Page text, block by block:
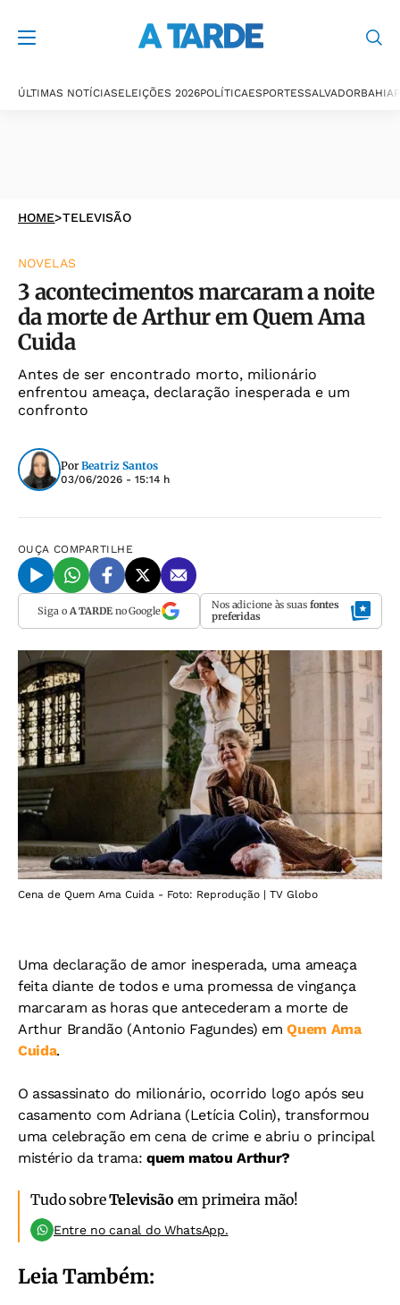
ÚLTIMAS NOTÍCIASELEIÇÕES 2026POLÍTICAESPORTESSALVADORBAHIA
HOME>TELEVISÃO
NOVELAS
3 acontecimentos marcaram a noite
da morte de Arthur em Quem Ama
Cuida
Antes de ser encontrado morto, milionário
enfrentou ameaça, declaração inesperada e um
confronto
Por Beatriz Santos
03/06/2026 - 15:14 h
OUÇA COMPARTILHE
Siga o A TARDEno Google Nos adicione às suas fontes
preferidas
Cena de Quem Ama Cuida - Foto: Reprodução | TV Globo
Uma declaração de amor inesperada, uma ameaça
feita diante de todos e uma promessa de vingança
marcaram as horas que antecederam a morte de
Arthur Brandão (Antonio Fagundes) emQuem Ama
Cuida.
O assassinato do milionário, ocorrido logo após seu
casamento com Adriana (Letícia Colin), transformou
uma celebração em cena de crime e abriu o principal
mistério da trama: quem matou Arthur?
Tudo sobreTelevisão em primeira mão!
Entre no canal do WhatsApp.
Leia Também: